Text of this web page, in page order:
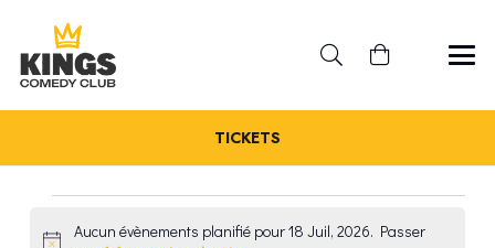
TICKETS
ÉVÈNEMENTS
Aucun évènements planifié pour 18 Juil, 2026. Passer